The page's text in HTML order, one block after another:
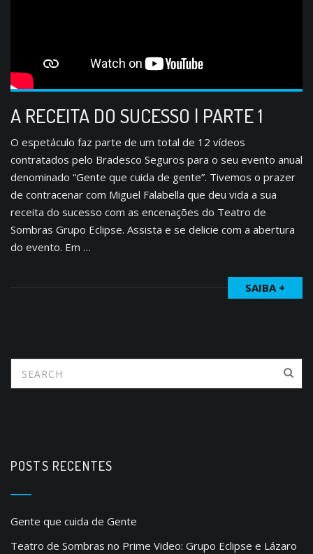
A RECEITA DO SUCESSO | PARTE 1
O espetáculo faz parte de um total de 12 vídeos
contratados pelo Bradesco Seguros para o seu evento anual
denominado “Gente que cuida de gente”. Tivemos o prazer
de contracenar com Miguel Falabella que deu vida a sua
receita do sucesso com as encenações do Teatro de
Sombras Grupo Eclipse. Assista e se delicie com a abertura
do evento. Em …
SAIBA +
POSTS RECENTES
Gente que cuida de Gente
Teatro de Sombras no Prime Video: Grupo Eclipse e Lázaro